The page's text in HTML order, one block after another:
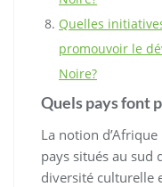
Quelles
promouvoir le
Noire?
Quels pays font
La notion
pays situés au sud
diversité culturelle